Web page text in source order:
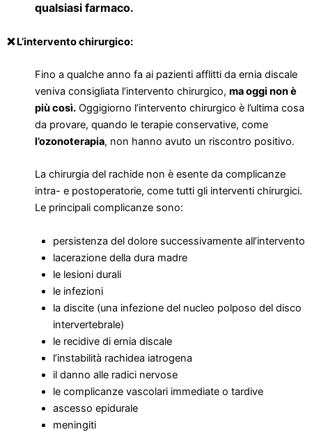
qualsiasi farmaco.
❌ L’intervento chirurgico:
Fino a qualche anno fa ai pazienti afflitti da ernia discale
veniva consigliata l’intervento chirurgico, ma oggi non è
più così. Oggigiorno l’intervento chirurgico è l’ultima cosa
da provare, quando le terapie conservative, come
l’ozonoterapia, non hanno avuto un riscontro positivo.
La chirurgia del rachide non è esente da complicanze
intra- e postoperatorie, come tutti gli interventi chirurgici.
Le principali complicanze sono:
persistenza del dolore successivamente all’intervento
lacerazione della dura madre
le lesioni durali
le infezioni
la discite (una infezione del nucleo polposo del disco
intervertebrale)
le recidive di ernia discale
l’instabilità rachidea iatrogena
il danno alle radici nervose
le complicanze vascolari immediate o tardive
ascesso epidurale
meningiti